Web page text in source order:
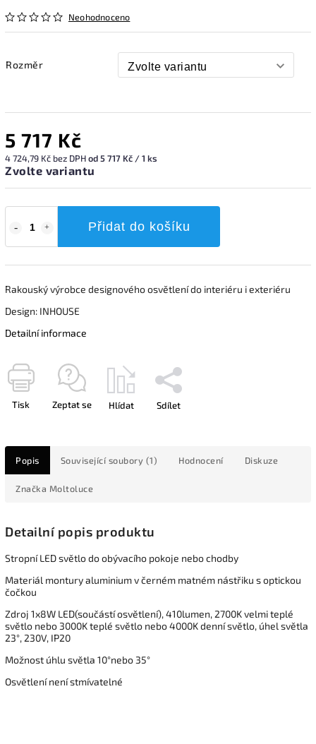
Neohodnoceno
Rozměr
5 717 Kč
4 724,79 Kč bez DPHod 5 717 Kč / 1 ks
Zvolte variantu
Přidat do košíku
Rakouský výrobce designového osvětlení do interiéru i exteriéru
Design: INHOUSE
Detailní informace
Tisk Zeptat se Hlídat Sdílet
Popis Související soubory (1) Hodnocení Diskuze
Značka Moltoluce
Detailní popis produktu
Stropní LED světlo do obývacího pokoje nebo chodby
Materiál montury aluminium v černém matném nástřiku s optickou
čočkou
Zdroj 1x8W LED(součástí osvětlení), 410lumen, 2700K velmi teplé
světlo nebo 3000K teplé světlo nebo 4000K denní světlo, úhel světla
23°, 230V, IP20
Možnost úhlu světla 10°nebo 35°
Osvětlení není stmívatelné